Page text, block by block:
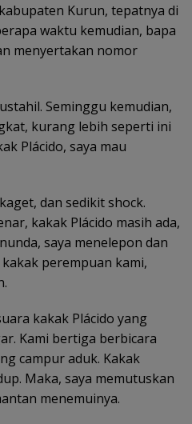
Kurun, tepatnya di
waktu kemudian, bapa
menyertakan nomor
Seminggu kemudian,
kurang lebih seperti ini
Plácido, saya mau
dan sedikit shock.
kakak Plácido masih ada,
saya menelepon dan
perempuan kami,
kakak Plácido yang
Kami bertiga berbicara
campur aduk. Kakak
Maka, saya memutuskan
menemuinya.